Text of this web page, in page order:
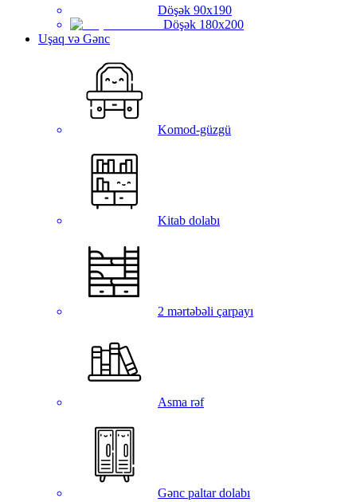
Döşək 90x190
Döşək 180x200
Uşaq və Gənc
Komod-güzgü
Kitab dolabı
2 mərtəbəli çarpayı
Asma rəf
Gənc paltar dolabı